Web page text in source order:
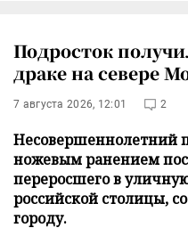
Подросток
драке на севере
7 августа 2026, 12:01 2
Несовершеннолетний
ножевым ранением
переросшего в
российской столицы,
городу.